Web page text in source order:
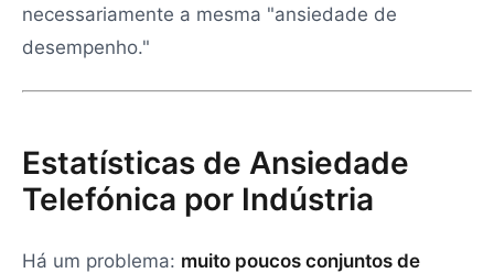
necessariamente a mesma "ansiedade de
desempenho."
Estatísticas de Ansiedade
Telefónica por Indústria
Há um problema: muito poucos conjuntos de